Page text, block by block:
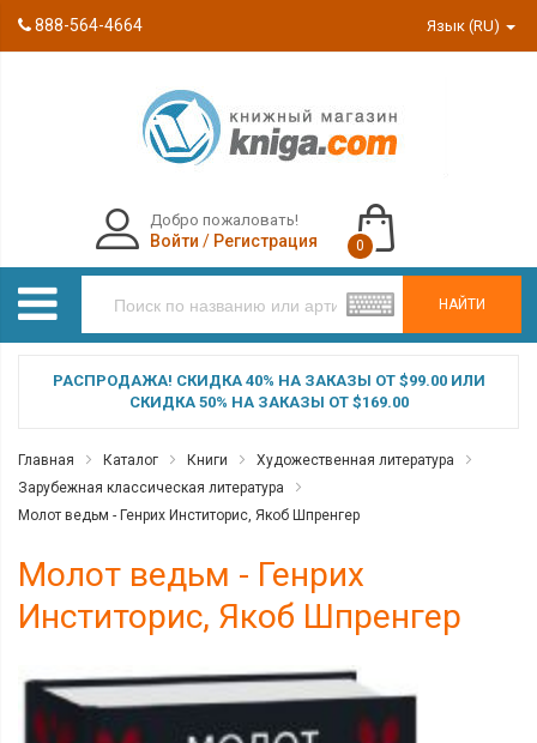
888-564-4664 Язык (RU)
НАЙТИ
Добро пожаловать!
Войти / Регистрация 0
РАСПРОДАЖА! СКИДКА 40% НА ЗАКАЗЫ ОТ $99.00 ИЛИ
СКИДКА 50% НА ЗАКАЗЫ ОТ $169.00
Главная Каталог Книги
Художественная литература
Зарубежная классическая литература
Молот ведьм - Генрих Инститорис, Якоб Шпренгер
Молот ведьм - Генрих
Инститорис, Якоб Шпренгер